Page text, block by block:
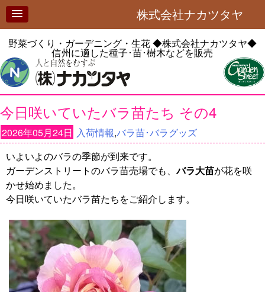
株式会社ナカツタヤ
野菜づくり・ガーデニング・生花◆株式会社ナカツタヤ◆
信州に適した種子･苗･樹木などを販売
今日咲いていたバラ苗たち その4
2026年05月24日 入荷情報,バラ苗･バラグッズ
いよいよのバラの季節が到来です。
ガーデンストリートのバラ苗売場でも、バラ大苗が花を咲
かせ始めました。
今日咲いていたバラ苗たちをご紹介します。